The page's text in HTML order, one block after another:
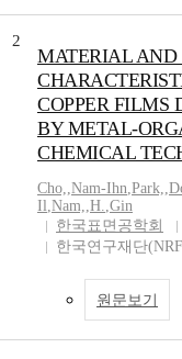
2
MATERIAL
COPPER FILMS
BY METAL-
CHEMICAL
Cho,,Nam-Ihn,Park,,
Il,Nam,,H.,Gin
한국표면공학회
한국연구재단
원문보기